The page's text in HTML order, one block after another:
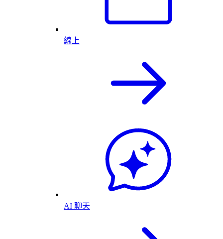
線上
AI 聊天